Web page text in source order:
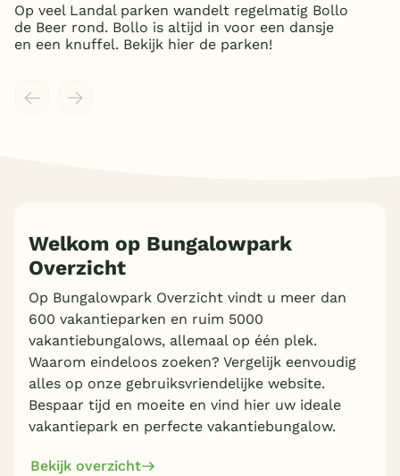
Meer inladen
Op veel Landal parken wandelt regelmatig Bollo
de Beer rond. Bollo is altijd in voor een dansje
en een knuffel. Bekijk hier de parken!
Welkom op Bungalowpark
Overzicht
Op Bungalowpark Overzicht vindt u meer dan
600 vakantieparken en ruim 5000
vakantiebungalows, allemaal op één plek.
Waarom eindeloos zoeken? Vergelijk eenvoudig
alles op onze gebruiksvriendelijke website.
Bespaar tijd en moeite en vind hier uw ideale
vakantiepark en perfecte vakantiebungalow.
Bekijk overzicht